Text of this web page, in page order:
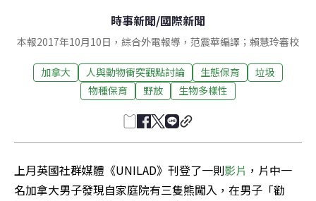
時事新聞/國際新聞
本報2017年10月10日，綜合外電報導，范震華編譯；賴慧玲審校
加拿大 人與動物衝突觀點討論 生態保育
垃圾
物種保育
野放 生物多樣性
上月英國社群媒體《UNILAD》刊登了一則影片 ，片中一
名加拿大男子發現自家庭院有三隻熊闖入，在男子「勸